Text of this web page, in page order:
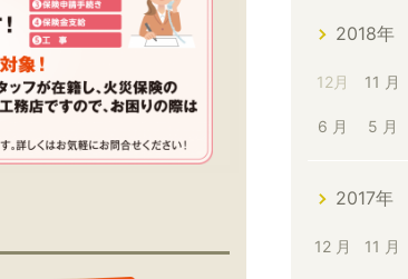
2018年
12月 11 月
6 月 5 月
2017年
12 月 11 月